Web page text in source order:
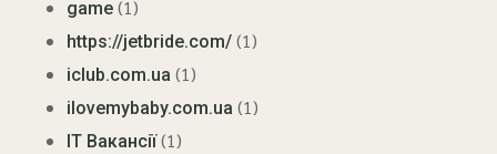
game (1)
https://jetbride.com/ (1)
iclub.com.ua (1)
ilovemybaby.com.ua (1)
IT Вакансії(1)